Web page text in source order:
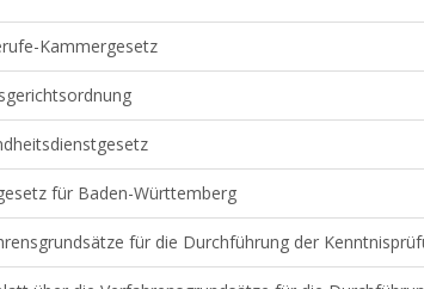
Kammergesetz
für Baden-Württemberg
für die Durchführung der